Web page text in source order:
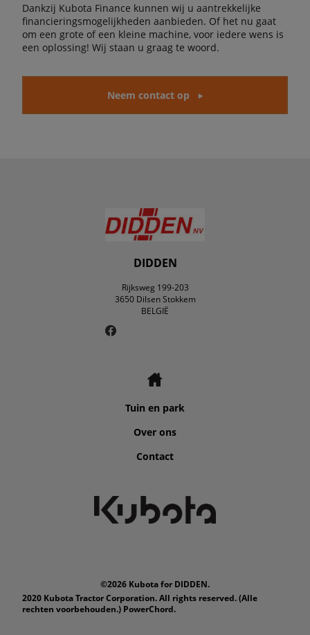
Dankzij Kubota Finance kunnen wij u aantrekkelijke
financieringsmogelijkheden aanbieden. Of het nu gaat
om een grote of een kleine machine, voor iedere wens is
een oplossing! Wij staan u graag te woord.
Neem contact op
DIDDEN
Rijksweg 199-203
3650 Dilsen Stokkem
BELGIË
Tuin en park
Over ons
Contact
©2026 Kubota for DIDDEN.
2020 Kubota Tractor Corporation. All rights reserved. (Alle
rechten voorbehouden.) PowerChord.